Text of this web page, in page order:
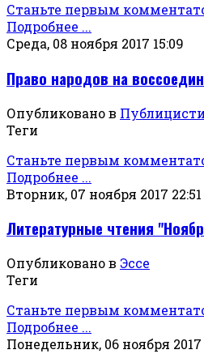
Станьте первым
Подробнее ...
Среда, 08 ноября 2017 15:09
Право народов на
Опубликовано в
Теги
Станьте первым
Подробнее ...
Вторник, 07 ноября 2017 22:51
Литературные чтения
Опубликовано в Эссе
Теги
Станьте первым
Подробнее ...
Понедельник, 06 ноября 2017